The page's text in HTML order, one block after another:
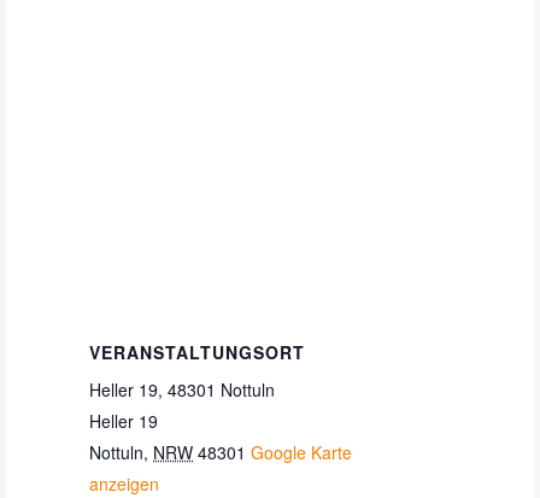
VERANSTALTUNGSORT
Heller 19, 48301 Nottuln
Heller 19
Nottuln, NRW 48301 Google Karte
anzeigen